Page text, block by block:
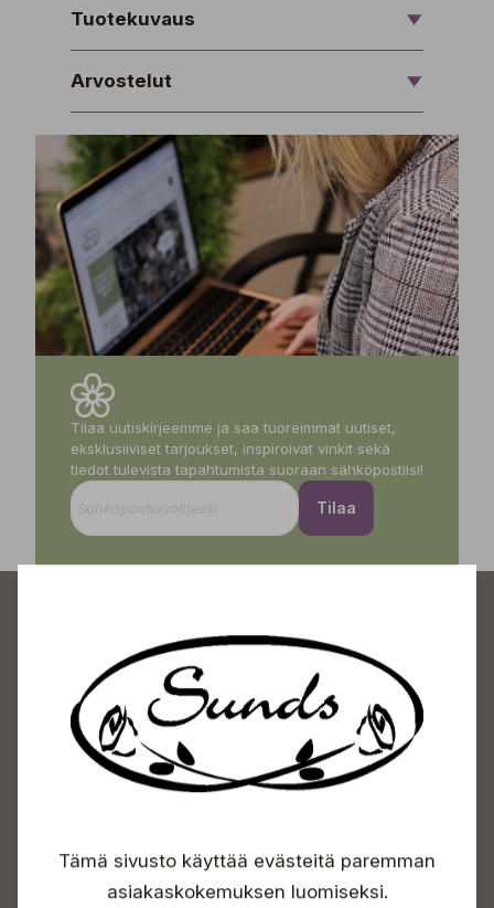
Tuotekuvaus
Arvostelut
Tilaa uutiskirjeemme ja saa tuoreimmat uutiset,
eksklusiiviset tarjoukset, inspiroivat vinkit sekä
tiedot tulevista tapahtumista suoraan sähköpostiisi!
Tilaa
Sundin Puutarhakeskus
Sunnuntaisin Itsepalvelu
Tämä sivusto käyttää evästeitä paremman
asiakaskokemuksen luomiseksi.